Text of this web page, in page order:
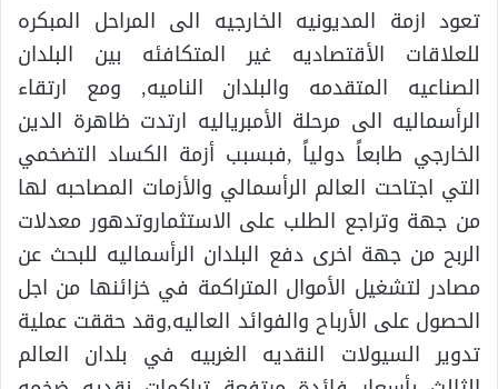
تعود ازمة المديونيه الخارجيه الى المراحل المبكره
للعلاقات الأقتصاديه غير المتكافئه بين البلدان
الصناعيه المتقدمه والبلدان الناميه, ومع ارتقاء
الرأسماليه الى مرحلة الأمبرياليه ارتدت ظاهرة الدين
الخارجي طابعاً دولياً ,فبسبب أزمة الكساد التضخمي
التي اجتاحت العالم الرأسمالي والأزمات المصاحبه لها
من جهة وتراجع الطلب على الاستثماروتدهور معدلات
الربح من جهة اخرى دفع البلدان الرأسماليه للبحث عن
مصادر لتشغيل الأموال المتراكمة في خزائنها من اجل
الحصول على الأرباح والفوائد العاليه,وقد حققت عملية
تدوير السيولات النقديه الغربيه في بلدان العالم